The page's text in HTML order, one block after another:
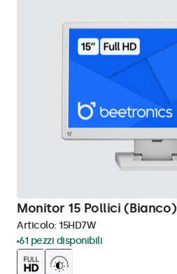
Monitor 15 Pollici (Bianco)
Articolo: 15HD7W
61 pezzi disponibili